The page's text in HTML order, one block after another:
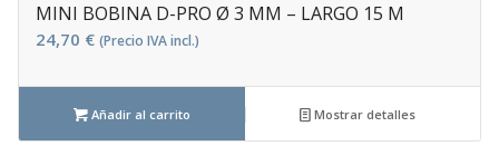
MINI BOBINA D-PRO Ø 3 MM – LARGO 15 M
24,70 € (Precio IVA incl.)
Añadir al carrito Mostrar detalles